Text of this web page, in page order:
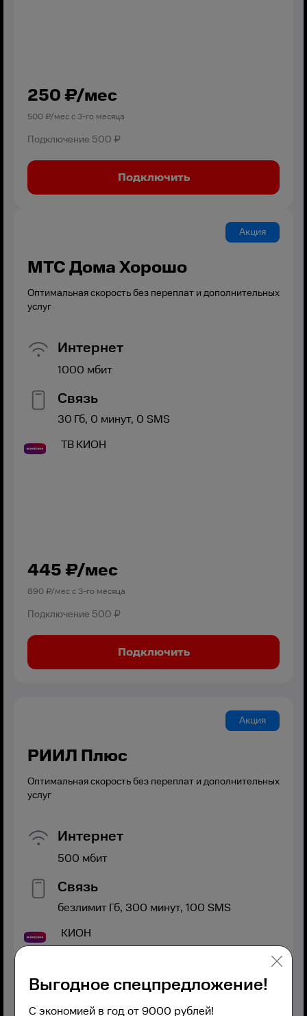
250 ₽/мес
500₽/мес с 3-го месяца
Подключение 500 ₽
Подключить
Акция
МТС Дома Хорошо
Оптимальная скорость без переплат и дополнительных
услуг
Интернет
1000 мбит
Связь
30 Гб, 0 минут, 0 SMS
ТВКИОН
445 ₽/мес
890₽/мес с 3-го месяца
Подключение 500 ₽
Подключить
Акция
РИИЛ Плюс
Оптимальная скорость без переплат и дополнительных
услуг
Интернет
500 мбит
Связь
безлимитГб, 300 минут, 100 SMS
КИОН
Выгодное спецпредложение!
С экономией в год от 9000 рублей!